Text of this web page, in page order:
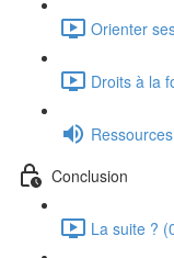
Orienter
Droits à la
Ressources
Conclusion
La suite ?